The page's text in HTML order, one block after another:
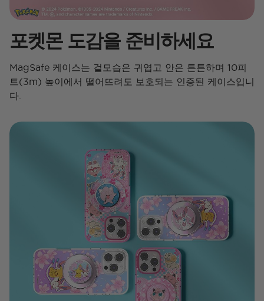
포켓몬 도감을 준비하세요
MagSafe 케이스는 겉모습은 귀엽고 안은 튼튼하며 10피
트(3m) 높이에서 떨어뜨려도 보호되는 인증된 케이스입니
다.